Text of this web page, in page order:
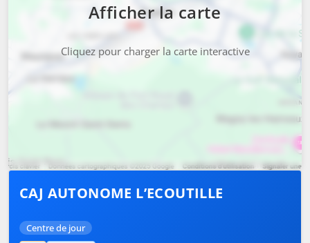
Afficher la carte
Cliquez pour charger la carte interactive
CAJ AUTONOME L’ECOUTILLE
Centre de jour